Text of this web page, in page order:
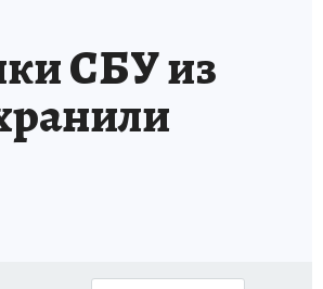
СБУ из